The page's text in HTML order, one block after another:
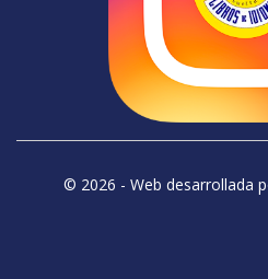
© 2026 - Web desarrollada